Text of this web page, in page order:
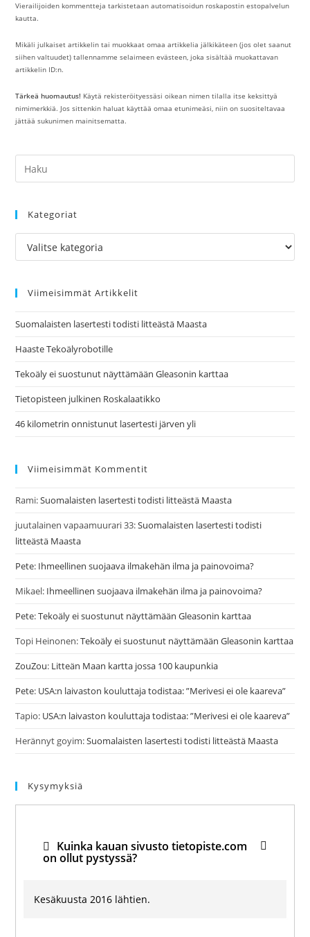
Vierailijoiden kommentteja tarkistetaan automatisoidun roskapostin estopalvelun
kautta.
Mikäli julkaiset artikkelin tai muokkaat omaa artikkelia jälkikäteen (jos olet saanut
siihen valtuudet) tallennamme selaimeen evästeen, joka sisältää muokattavan
artikkelin ID:n.
Tärkeä huomautus! Käytä rekisteröityessäsi oikean nimen tilalla itse keksittyä
nimimerkkiä. Jos sittenkin haluat käyttää omaa etunimeäsi, niin on suositeltavaa
jättää sukunimen mainitsematta.
Kategoriat
Kategoriat
Viimeisimmät Artikkelit
Suomalaisten lasertesti todisti litteästä Maasta
Haaste Tekoälyrobotille
Tekoäly ei suostunut näyttämään Gleasonin karttaa
Tietopisteen julkinen Roskalaatikko
46 kilometrin onnistunut lasertesti järven yli
Viimeisimmät Kommentit
Rami:Suomalaisten lasertesti todisti litteästä Maasta
juutalainen vapaamuurari 33:Suomalaisten lasertesti todisti
litteästä Maasta
Pete: Ihmeellinen suojaava ilmakehän ilma ja painovoima?
Mikael: Ihmeellinen suojaava ilmakehän ilma ja painovoima?
Pete:Tekoäly ei suostunut näyttämään Gleasonin karttaa
Topi Heinonen:Tekoäly ei suostunut näyttämään Gleasonin karttaa
ZouZou: Litteän Maan kartta jossa 100 kaupunkia
Pete: USA:n laivaston kouluttaja todistaa: ”Merivesi ei ole kaareva”
Tapio: USA:n laivaston kouluttaja todistaa: ”Merivesi ei ole kaareva”
Herännyt goyim:Suomalaisten lasertesti todisti litteästä Maasta
Kysymyksiä
Kuinka kauan sivusto tietopiste.com
on ollut pystyssä?
Kesäkuusta 2016 lähtien.